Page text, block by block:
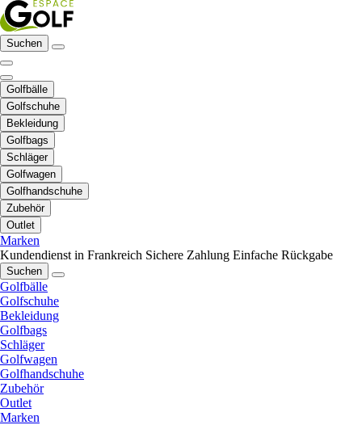
Suchen
Golfbälle
Golfschuhe
Bekleidung
Golfbags
Schläger
Golfwagen
Golfhandschuhe
Zubehör
Outlet
Marken
Kundendienst in Frankreich Sichere Zahlung Einfache Rückgabe
Suchen
Golfbälle
Golfschuhe
Bekleidung
Golfbags
Schläger
Golfwagen
Golfhandschuhe
Zubehör
Outlet
Marken